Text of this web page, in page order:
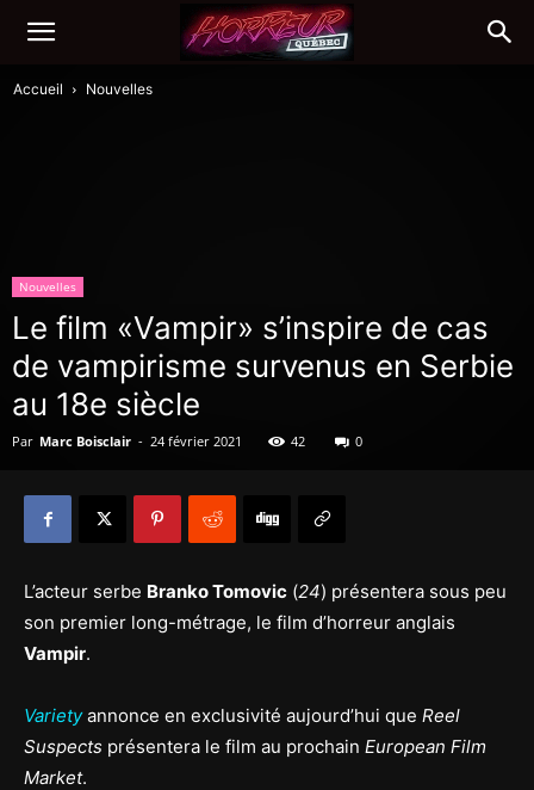
Accueil Nouvelles
Nouvelles
Le film «Vampir» s’inspire de cas
de vampirisme survenus en Serbie
au 18e siècle
Par Marc Boisclair - 24 février 2021 42 0
L’acteur serbe Branko Tomovic (24) présentera sous peu
son premier long-métrage, le film d’horreur anglais
Vampir.
Varietyannonce en exclusivité aujourd’hui que Reel
Suspects présentera le film au prochain European Film
Market.